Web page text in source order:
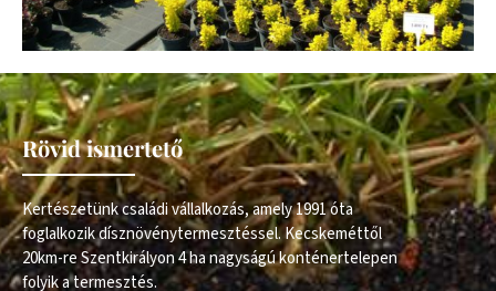
Rövid ismertető
Kertészetünk családi vállalkozás, amely 1991 óta
foglalkozik dísznövénytermesztéssel. Kecskeméttől
20km-re Szentkirályon 4 ha nagyságú konténertelepen
folyik a termesztés.